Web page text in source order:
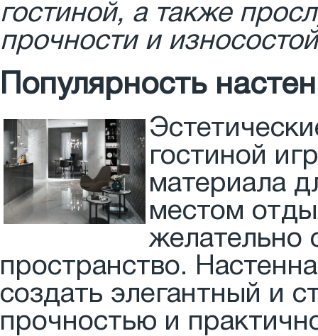
гостиной, а также
прочности и
Популярность
гостиной
материала
местом
желательно
пространство.
создать элегантный и
прочностью и